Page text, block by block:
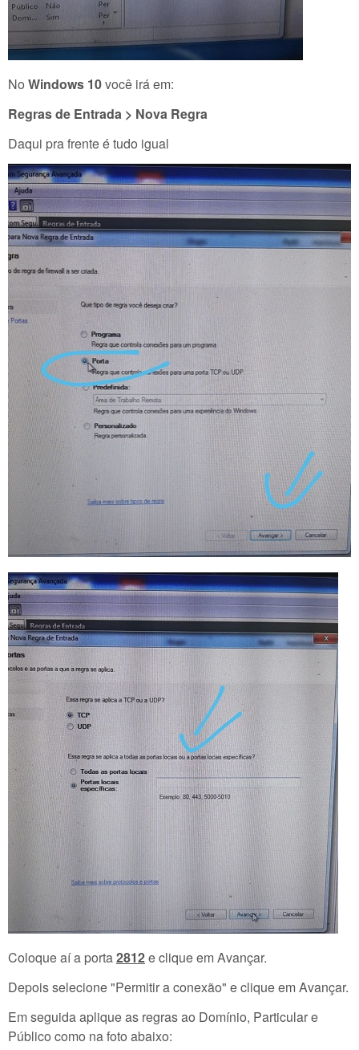
No Windows 10você irá em:
Regras de Entrada > Nova Regra
Daqui pra frente é tudo igual
Coloque aí a porta2812e clique em Avançar.
Depois selecione "Permitir a conexão" e clique em Avançar.
Em seguida aplique as regras ao Domínio, Particular e
Público como na foto abaixo: